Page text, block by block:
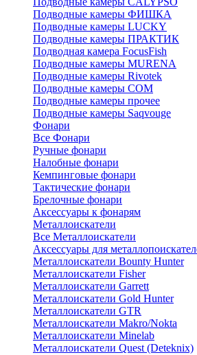
Подводные камеры ФИШКА
Подводные камеры LUCKY
Подводные камеры ПРАКТИК
Подводная камера FocusFish
Подводные камеры MURENA
Подводные камеры Rivotek
Подводные камеры СОМ
Подводные камеры прочее
Подводные камеры Saqvouge
Фонари
Все Фонари
Ручные фонари
Налобные фонари
Кемпинговые фонари
Тактические фонари
Брелочные фонари
Аксессуары к фонарям
Металлоискатели
Все Металлоискатели
Аксессуары для
Металлоискатели Bounty Hunter
Металлоискатели Fisher
Металлоискатели Garrett
Металлоискатели Gold Hunter
Металлоискатели GTR
Металлоискатели Makro/Nokta
Металлоискатели Minelab
Металлоискатели Quest (Deteknix)